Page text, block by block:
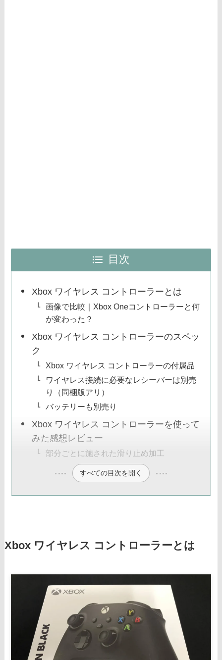
目次
Xbox ワイヤレス コントローラーとは
画像で比較｜Xbox Oneコントローラーと何
が変わった？
Xbox ワイヤレス コントローラーのスペッ
ク
Xbox ワイヤレス コントローラーの付属品
ワイヤレス接続に必要なレシーバーは別売
り（同梱版アリ）
バッテリーも別売り
Xbox ワイヤレス コントローラーを使って
みた感想レビュー
部分ごとに施された滑り止め加工
すべての目次を開く
Xbox ワイヤレス コントローラーとは